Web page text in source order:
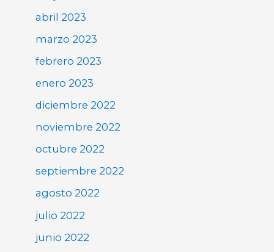
abril 2023
marzo 2023
febrero 2023
enero 2023
diciembre 2022
noviembre 2022
octubre 2022
septiembre 2022
agosto 2022
julio 2022
junio 2022